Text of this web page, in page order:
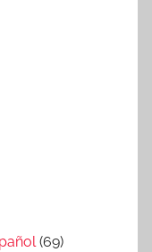
(69)